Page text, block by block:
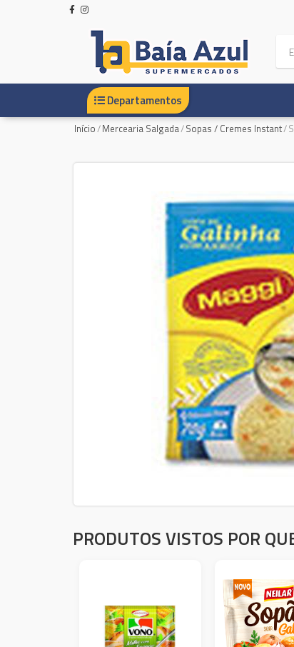
Departamentos
Início/Mercearia Salgada/Sopas / Cremes Instant/
PRODUTOS VISTOS POR